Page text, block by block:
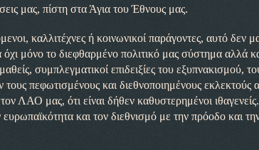
μας, πίστη στα Άγια του Έθνους μας.
καλλιτέχνες ή κοινωνικοί παράγοντες, αυτό δεν
όχι μόνο το διεφθαρμένο πολιτικό μας σύστημα αλλά
συμπλεγματικοί επιδειξίες του εξυπνακισμού,
πεφωτισμένους και διεθνοποιημένους
τον ΛΑΟ μας, ότι είναι δήθεν καθυστερημένοι
και τον διεθνισμό με την πρόοδο και